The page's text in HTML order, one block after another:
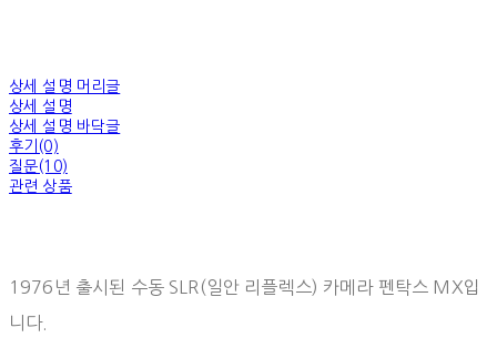
상세 설명 머리글
상세 설명
상세 설명 바닥글
후기(0)
질문(10)
관련 상품
1976년 출시된 수동 SLR(일안 리플렉스) 카메라 펜탁스 MX입
니다.